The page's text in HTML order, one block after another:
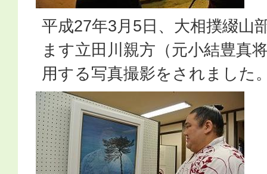
平成27年3月5日、大相撲綴山
ます立田川親方（元小結豊真
用する写真撮影をされました